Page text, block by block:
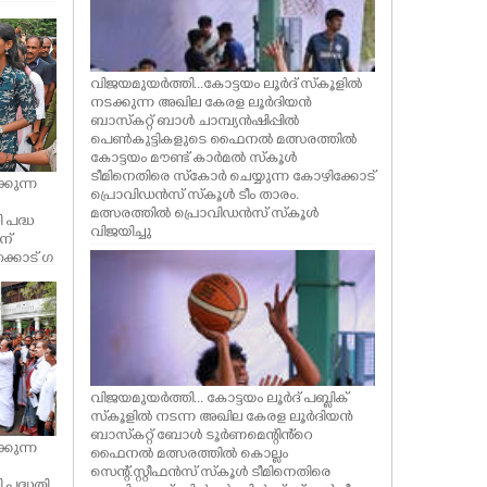
ഗ
അ
കെ.എ
വിജയമുയർത്തി...കോട്ടയം ലൂർദ് സ്കൂളിൽ
നടക്കുന്ന അഖില കേരള ലൂർദിയൻ
ബാസ്കറ്റ് ബാൾ ചാമ്പ്യൻഷിപ്പിൽ
പെൺകുട്ടികളുടെ ഫൈനൽ മത്സരത്തിൽ
കോട്ടയം മൗണ്ട് കാർമൽ സ്കൂൾ
ടീമിനെതിരെ സ്കോർ ചെയ്യുന്ന കോഴിക്കോട്
പ്രൊവിഡൻസ് സ്കൂൾ ടീം താരം.
മത്സരത്തിൽ പ്രൊവിഡൻസ് സ്കൂൾ
വിജയിച്ചു
വിജയമുയർത്തി... കോട്ടയം ലൂര്‍ദ്‌ പബ്ലിക്
സ്‌കൂളില്‍ നടന്ന അഖില കേരള ലൂർദിയൻ
ബാസ്‌കറ്റ് ബോള്‍ ടൂർണമെന്റിൻ്റെ
ഫൈനൽ മത്സരത്തിൽ കൊല്ലം
സെന്റ്.സ്റ്റീഫൻസ് സ്കൂൾ ടീമിനെതിരെ